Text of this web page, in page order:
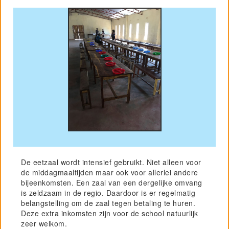
De eetzaal wordt intensief gebruikt. Niet alleen voor
de middagmaaltijden maar ook voor allerlei andere
bijeenkomsten. Een zaal van een dergelijke omvang
is zeldzaam in de regio. Daardoor is er regelmatig
belangstelling om de zaal tegen betaling te huren.
Deze extra inkomsten zijn voor de school natuurlijk
zeer welkom.